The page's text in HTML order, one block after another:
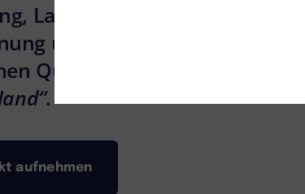
Landschaftsplanung,
und Dorfentwicklung
Qualität
aufnehmen